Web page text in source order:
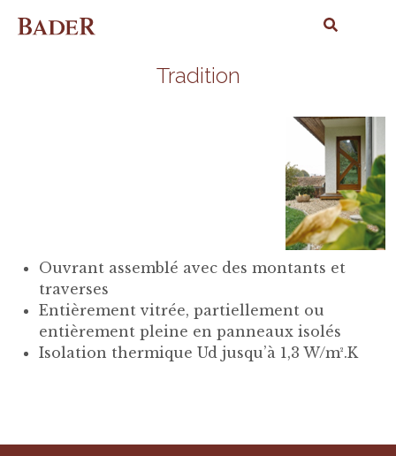
Tradition
Ouvrant assemblé avec des montants et
traverses
Entièrement vitrée, partiellement ou
entièrement pleine en panneaux isolés
Isolation thermique Ud jusqu’à 1,3 W/m².K